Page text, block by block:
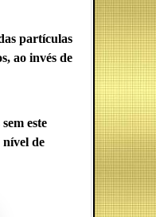
partículas
ao invés de
este
nível de